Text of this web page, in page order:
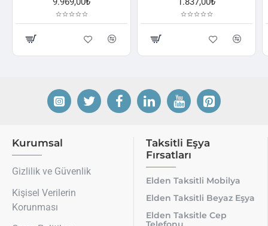
Kurumsal
Gizlilik ve Güvenlik
Kişisel Verilerin
Korunması
Taksitli Eşya
Fırsatları
Elden Taksitli Mobilya
Elden Taksitli Beyaz Eşya
Elden Taksitle Cep